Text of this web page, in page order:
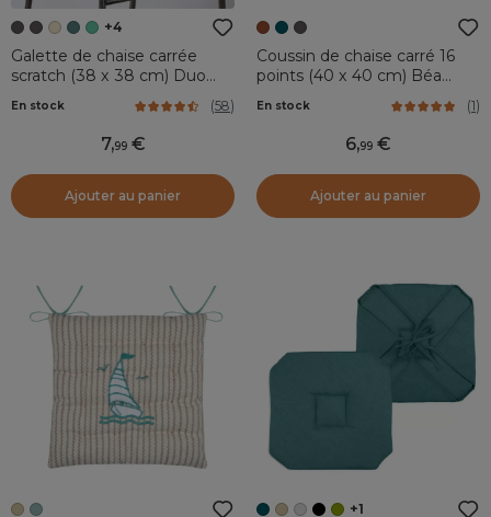
+4
Galette de chaise carrée
scratch (38 x 38 cm) Duo
En stock (58)
7,99
Ajouter au panier
Coussin de chaise carré 16
points (40 x 40 cm) Béa
En stock (1)
6,99
Ajouter au panier
+1